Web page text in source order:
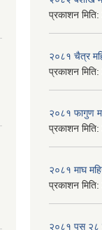
प्रकाशन मिति:
२०८१ चैत्र
प्रकाशन मिति:
२०८१ फागुण
प्रकाशन मिति:
२०८१ माघ
प्रकाशन मिति:
२०८१ पुस २८